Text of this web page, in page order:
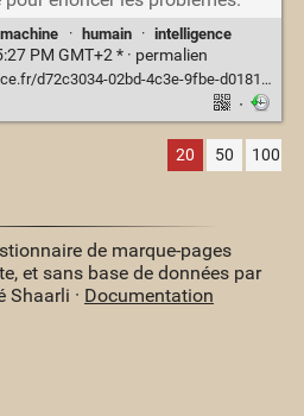
machine · humain · intelligence
PM GMT+2 * · permalien
ITEMA_24242607-2025F38589E0008-NET_MFI_F53229F5-6ECE-40BC-BEE7-8E56666AB7B4-21.mp3
·
20 50 100
de marque-pages
et sans base de données par
Shaarli · Documentation